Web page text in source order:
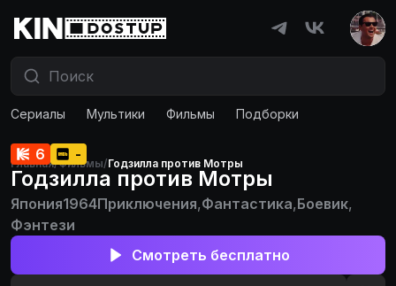
Сериалы Мультики Фильмы Подборки
Главная/Фильмы/Годзилла против Мотры
6 -
Годзилла против Мотры
Япония1964Приключения,Фантастика,Боевик,
Фэнтези
Смотреть бесплатно